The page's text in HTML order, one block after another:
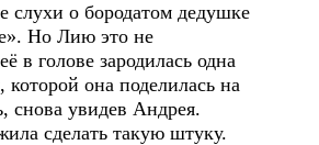
слухи о бородатом дедушке
Но Лию это не
в голове зародилась одна
которой она поделилась на
снова увидев Андрея.
сделать такую штуку.